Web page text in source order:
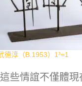
德淳（B.1953）1³=1
這些情誼不僅體